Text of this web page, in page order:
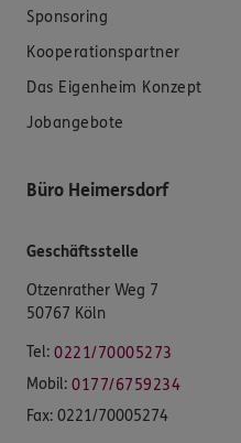
Sponsoring
Kooperationspartner
Das Eigenheim Konzept
Jobangebote
Büro Heimersdorf
Geschäftsstelle
Otzenrather Weg 7
50767 Köln
Tel: 0221/70005273
Mobil: 0177/6759234
Fax: 0221/70005274